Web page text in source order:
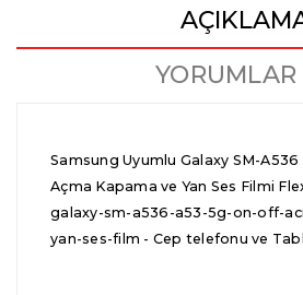
YORUMLAR
Samsung Uyumlu Galaxy SM-A536
Açma Kapama ve Yan Ses Filmi
galaxy-sm-a536-a53-5g-on-off-
yan-ses-film - Cep telefonu ve